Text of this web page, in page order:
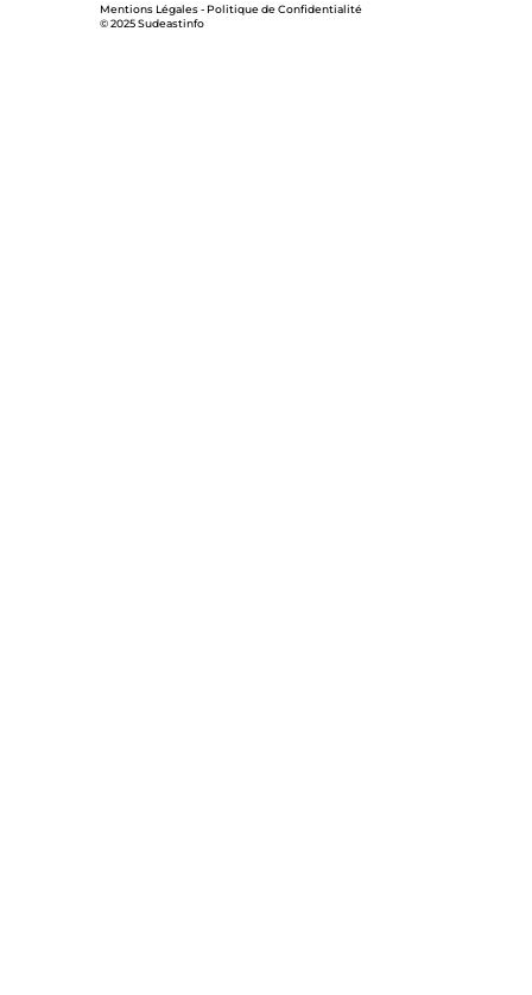
Mentions Légales- Politique de Confidentialité
© 2025 Sudeastinfo